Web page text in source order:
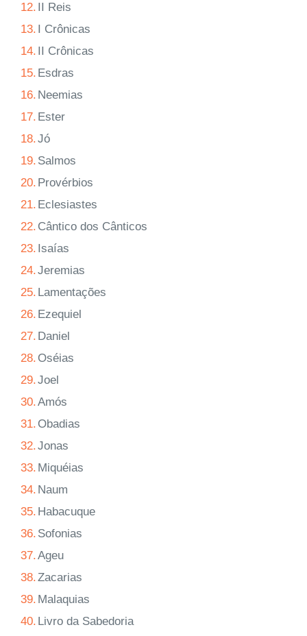
12. II Reis
13. I Crônicas
14. II Crônicas
15. Esdras
16. Neemias
17. Ester
18.Jó
19. Salmos
20. Provérbios
21. Eclesiastes
22. Cântico dos Cânticos
23. Isaías
24.Jeremias
25. Lamentações
26. Ezequiel
27. Daniel
28. Oséias
29.Joel
30.Amós
31. Obadias
32.Jonas
33. Miquéias
34. Naum
35. Habacuque
36. Sofonias
37.Ageu
38.Zacarias
39. Malaquias
40. Livro da Sabedoria